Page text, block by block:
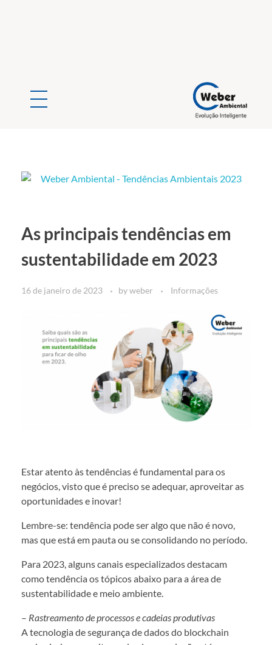
As principais tendências em
sustentabilidade em 2023
16 de janeiro de 2023 byweber Informações
Estar atento às tendências é fundamental para os
negócios, visto que é preciso se adequar, aproveitar as
oportunidades e inovar!
Lembre-se: tendência pode ser algo que não é novo,
mas que está em pauta ou se consolidando no período.
Para 2023, alguns canais especializados destacam
como tendência os tópicos abaixo para a área de
sustentabilidade e meio ambiente.
– Rastreamento de processos e cadeias produtivas
A tecnologia de segurança de dados do blockchain